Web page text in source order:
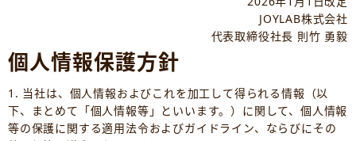
JOYLAB株式会社
代表取締役社長 則竹 勇毅
個人情報保護方針
1. 当社は、個人情報およびこれを加工して得られる情報（以
下、まとめて「個人情報等」といいます。）に関して、個人情報
等の保護に関する適用法令およびガイドライン、ならびにその